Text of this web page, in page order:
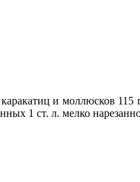
и моллюсков
1 cт. л. мелко